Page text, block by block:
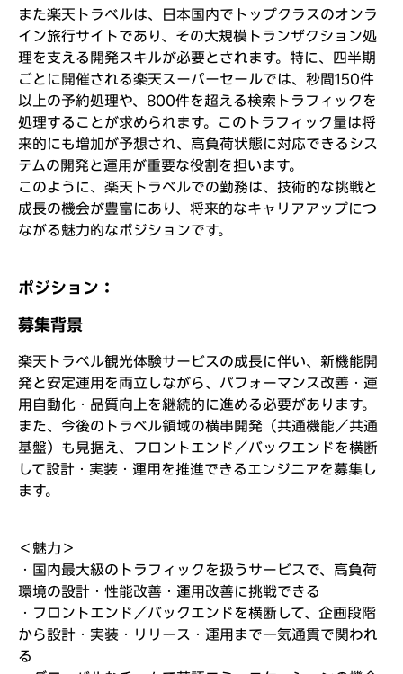
また楽天トラベルは、日本国内でトップクラスのオンラ
イン旅行サイトであり、その大規模トランザクション処
理を支える開発スキルが必要とされます。特に、四半期
ごとに開催される楽天スーパーセールでは、秒間150件
以上の予約処理や、800件を超える検索トラフィックを
処理することが求められます。このトラフィック量は将
来的にも増加が予想され、高負荷状態に対応できるシス
テムの開発と運用が重要な役割を担います。
このように、楽天トラベルでの勤務は、技術的な挑戦と
成長の機会が豊富にあり、将来的なキャリアアップにつ
ながる魅力的なポジションです。
ポジション：
募集背景
楽天トラベル観光体験サービスの成長に伴い、新機能開
発と安定運用を両立しながら、パフォーマンス改善・運
用自動化・品質向上を継続的に進める必要があります。
また、今後のトラベル領域の横串開発（共通機能／共通
基盤）も見据え、フロントエンド／バックエンドを横断
して設計・実装・運用を推進できるエンジニアを募集し
ます。
＜魅力＞
・国内最大級のトラフィックを扱うサービスで、高負荷
環境の設計・性能改善・運用改善に挑戦できる
・フロントエンド／バックエンドを横断して、企画段階
から設計・実装・リリース・運用まで一気通貫で関われ
る